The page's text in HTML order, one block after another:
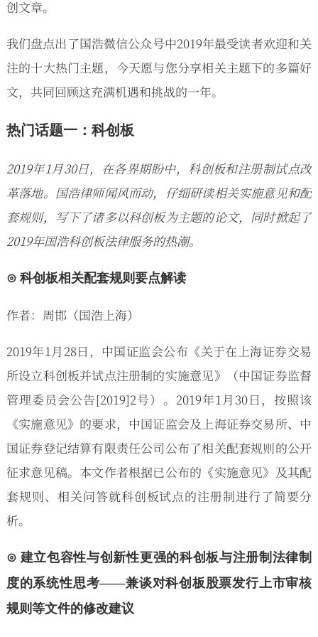
创文章。
我们盘点出了国浩微信公众号中2019年最受读者欢迎和关
注的十大热门主题，今天愿与您分享相关主题下的多篇好
文，共同回顾这充满机遇和挑战的一年。
热门话题一：科创板
2019年1月30日，在各界期盼中，科创板和注册制试点改
革落地。国浩律师闻风而动，仔细研读相关实施意见和配
套规则，写下了诸多以科创板为主题的论文，同时掀起了
2019年国浩科创板法律服务的热潮。
⊙ 科创板相关配套规则要点解读
作者：周邯（国浩上海）
2019年1月28日，中国证监会公布《关于在上海证券交易
所设立科创板并试点注册制的实施意见》（中国证券监督
管理委员会公告[2019]2号）。2019年1月30日，按照该
《实施意见》的要求，中国证监会及上海证券交易所、中
国证券登记结算有限责任公司公布了相关配套规则的公开
征求意见稿。本文作者根据已公布的《实施意见》及其配
套规则、相关问答就科创板试点的注册制进行了简要分
析。
⊙ 建立包容性与创新性更强的科创板与注册制法律制
度的系统性思考——兼谈对科创板股票发行上市审核
规则等文件的修改建议